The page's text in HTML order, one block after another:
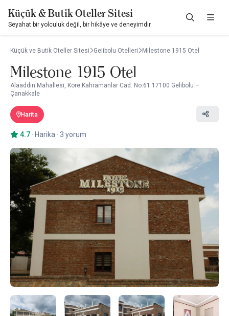
Küçük & Butik Oteller Sitesi
Seyahat bir yolculuk değil, bir hikâye ve deneyimdir
Küçük ve Butik Oteller Sitesi Gelibolu Otelleri Milestone 1915 Otel
Milestone 1915 Otel
Alaaddin Mahallesi, Kore Kahramanlar Cad. No:61 17100 Gelibolu –
Çanakkale
Harita
4.7 · Harika · 3 yorum